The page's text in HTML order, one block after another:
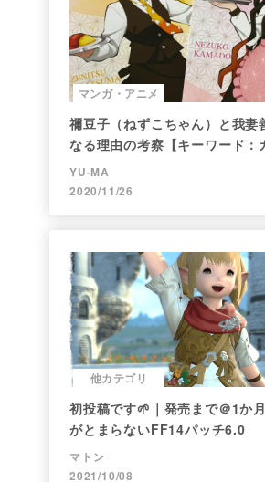
マンガ・アニメ
禰豆子（ねずこちゃん）と我妻
なる理由の考察【キーワード：
後編＞
YU-MA
2020/11/26
他カテゴリ
初投稿です🌱｜発売まで＠1か
がとまらないFF14パッチ6.0
マトン
2021/10/08